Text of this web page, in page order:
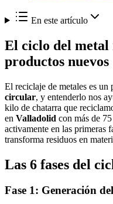
En este artículo
El ciclo del metal
productos nuevos
El reciclaje de metales es un
circular, y entenderlo nos
kilo de chatarra que
en Valladolid con más de
activamente en las primeras
transforma residuos en
Las 6 fases del
Fase 1: Generación